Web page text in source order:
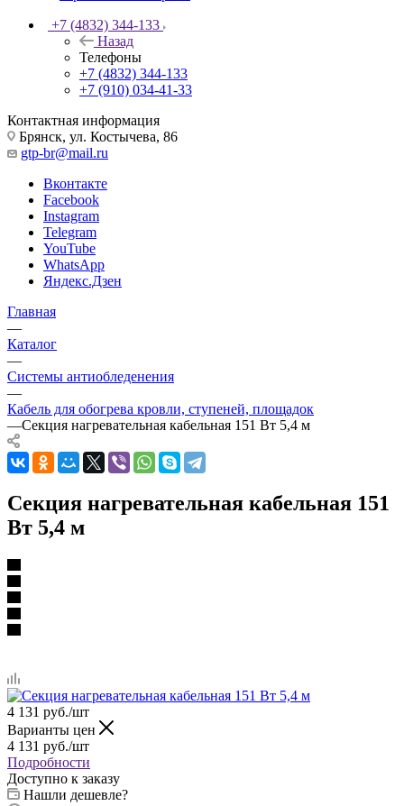
+7 (4832) 344-133
Назад
Телефоны
+7 (4832) 344-133
+7 (910) 034-41-33
Контактная информация
Брянск, ул. Костычева, 86
gtp-br@mail.ru
Вконтакте
Facebook
Instagram
Telegram
YouTube
WhatsApp
Яндекс.Дзен
Главная
—
Каталог
—
Системы антиобледенения
—
Кабель для обогрева кровли, ступеней, площадок
—Секция нагревательная кабельная 151 Вт 5,4 м
Секция нагревательная кабельная 151
Вт 5,4 м
4 131 руб./шт
Варианты цен
4 131 руб./шт
Подробности
Доступно к заказу
Нашли дешевле?